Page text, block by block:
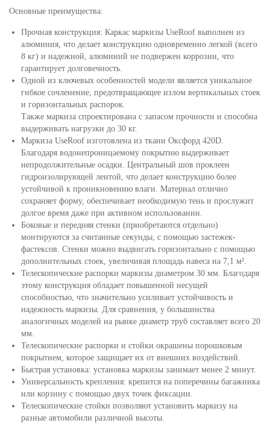
Основные преимущества:
Прочная конструкция: Каркас маркизы UseRoof выполнен из
алюминия, что делает конструкцию одновременно легкой (всего
8 кг) и надежной, алюминий не подвержен коррозии, что
гарантирует долговечность.
Одной из ключевых особенностей модели является уникальное
гибкое сочленение, предотвращающее излом вертикальных стоек
и горизонтальных распорок.
Также маркиза спроектирована с запасом прочности и способна
выдерживать нагрузки до 30 кг.
Маркиза UseRoof изготовлена из ткани Оксфорд 420D.
Благодаря водонепроницаемому покрытию выдерживает
непродолжительные осадки. Центральный шов проклеен
гидроизолирующей лентой, что делает конструкцию более
устойчивой к проникновению влаги. Материал отлично
сохраняет форму, обеспечивает необходимую тень и прослужит
долгое время даже при активном использовании.
Боковые и передняя стенки (приобретаются отдельно)
монтируются за считанные секунды, с помощью застежек-
фастексов. Стенки можно выдвигать горизонтально с помощью
дополнительных стоек, увеличивая площадь навеса на 7,1 м².
Телескопические распорки маркизы диаметром 30 мм. Благодаря
этому конструкция обладает повышенной несущей
способностью, что значительно усиливает устойчивость и
надежность маркизы. Для сравнения, у большинства
аналогичных моделей на рынке диаметр труб составляет всего 20
мм.
Телескопические распорки и стойки окрашены порошковым
покрытием, которое защищает их от внешних воздействий.
Быстрая установка: установка маркизы занимает менее 2 минут.
Универсальность крепления: крепится на поперечины багажника
или корзину с помощью двух точек фиксации.
Телескопические стойки позволяют установить маркизу на
разные автомобили различной высоты.